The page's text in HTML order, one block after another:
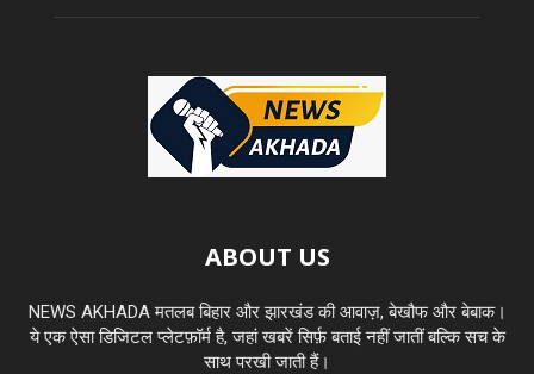
ABOUT US
NEWS AKHADA मतलब बिहार और झारखंड की आवाज़, बेखौफ और बेबाक।
ये एक ऐसा डिजिटल प्लेटफ़ॉर्म है, जहां खबरें सिर्फ़ बताई नहीं जातीं बल्कि सच के
साथ परखी जाती हैं।